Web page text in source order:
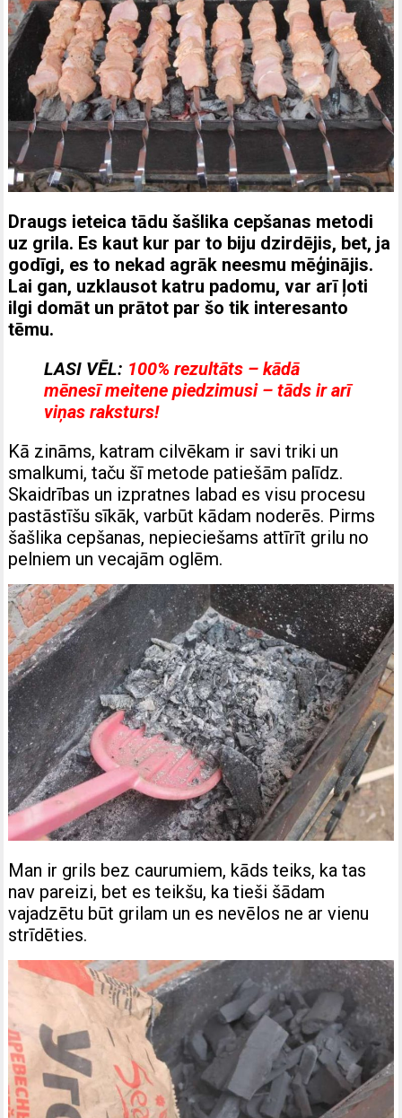
Draugs ieteica tādu šašlika cepšanas metodi
uz grila. Es kaut kur par to biju dzirdējis, bet, ja
godīgi, es to nekad agrāk neesmu mēģinājis.
Lai gan, uzklausot katru padomu, var arī ļoti
ilgi domāt un prātot par šo tik interesanto
tēmu.
LASI VĒL: 100% rezultāts – kādā
mēnesī meitene piedzimusi – tāds ir arī
viņas raksturs!
Kā zināms, katram cilvēkam ir savi triki un
smalkumi, taču šī metode patiešām palīdz.
Skaidrības un izpratnes labad es visu procesu
pastāstīšu sīkāk, varbūt kādam noderēs. Pirms
šašlika cepšanas, nepieciešams attīrīt grilu no
pelniem un vecajām oglēm.
Man ir grils bez caurumiem, kāds teiks, ka tas
nav pareizi, bet es teikšu, ka tieši šādam
vajadzētu būt grilam un es nevēlos ne ar vienu
strīdēties.